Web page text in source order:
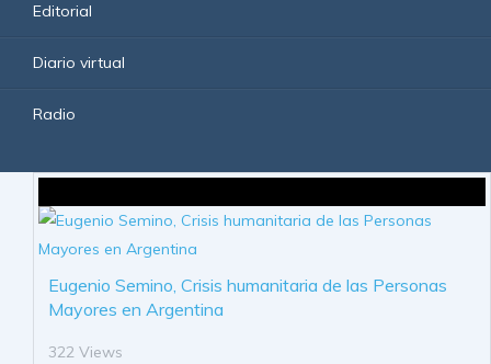
Editorial
Diario virtual
Radio
Eugenio Semino, Crisis humanitaria de las Personas
Mayores en Argentina
322 Views